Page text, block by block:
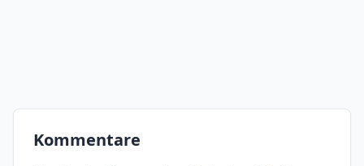
Kommentare